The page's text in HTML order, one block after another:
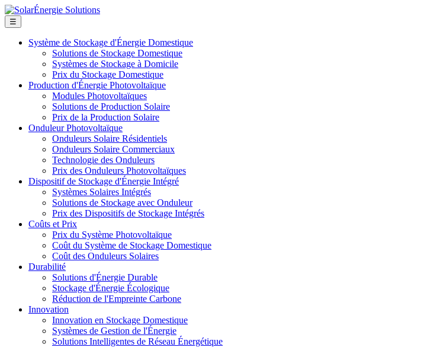
☰
Système de Stockage d'Énergie Domestique
Solutions de Stockage Domestique
Systèmes de Stockage à Domicile
Prix du Stockage Domestique
Production d'Énergie Photovoltaïque
Modules Photovoltaïques
Solutions de Production Solaire
Prix de la Production Solaire
Onduleur Photovoltaïque
Onduleurs Solaire Résidentiels
Onduleurs Solaire Commerciaux
Technologie des Onduleurs
Prix des Onduleurs Photovoltaïques
Dispositif de Stockage d'Énergie Intégré
Systèmes Solaires Intégrés
Solutions de Stockage avec Onduleur
Prix des Dispositifs de Stockage Intégrés
Coûts et Prix
Prix du Système Photovoltaïque
Coût du Système de Stockage Domestique
Coût des Onduleurs Solaires
Durabilité
Solutions d'Énergie Durable
Stockage d'Énergie Écologique
Réduction de l'Empreinte Carbone
Innovation
Innovation en Stockage Domestique
Systèmes de Gestion de l'Énergie
Solutions Intelligentes de Réseau Énergétique